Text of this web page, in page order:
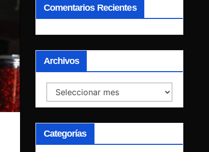
Comentarios Recientes
Archivos
Archivos
Categorías